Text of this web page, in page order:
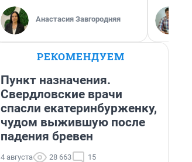
Анастасия Завгородняя
РЕКОМЕНДУЕМ
Пункт назначения.
Свердловские врачи
спасли екатеринбурженку,
чудом выжившую после
падения бревен
4 августа 28 663 15